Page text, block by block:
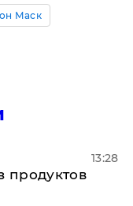
Маск
продуктов
13:28